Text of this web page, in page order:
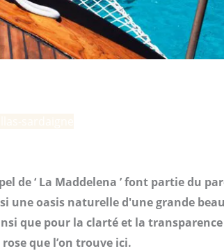
de ‘ La Maddelena ’ font partie du
oasis naturelle d'une grande
que pour la clarté et la
que l’on trouve ici.